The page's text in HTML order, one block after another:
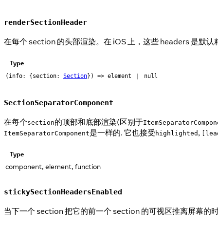
renderSectionHeader
在每个 section 的头部渲染。在 iOS 上，这些 headers 是默认
Type
(info: {section: Section}) => element ｜ null
SectionSeparatorComponent
在每个section的顶部和底部渲染(区别于
ItemSeparatorComponent是一样的. 它也接受 highlighted ,
Type
component, element, function
stickySectionHeadersEnabled
当下一个 section 把它的前一个 section 的可视区推离屏幕的